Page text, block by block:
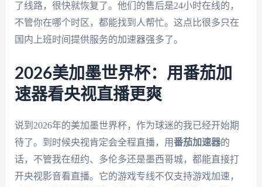
了线路，很快就恢复了。他们的售后是24小时在线的，
不管你在哪个时区，都能找到人帮忙。这点比很多只在
国内上班时间提供服务的加速器强多了。
2026美加墨世界杯：用番茄加
速器看央视直播更爽
说到2026年的美加墨世界杯，作为球迷的我已经开始期
待了。到时候央视肯定会全程直播，用番茄加速器的
话，不管我在纽约、多伦多还是墨西哥城，都能直接打
开央视影音看直播。它的游戏专线不仅支持游戏加速，